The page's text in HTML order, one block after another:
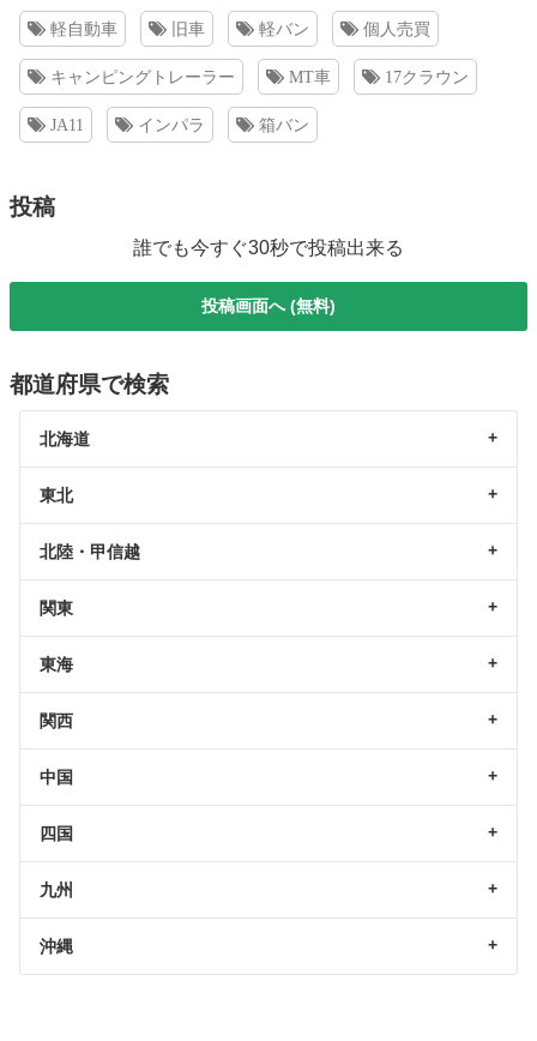
軽自動車 旧車 軽バン 個人売買
キャンピングトレーラー MT車 17クラウン
JA11 インパラ 箱バン
投稿
誰でも今すぐ30秒で投稿出来る
投稿画面へ (無料)
都道府県で検索
北海道
東北
北陸・甲信越
関東
東海
関西
中国
四国
九州
沖縄